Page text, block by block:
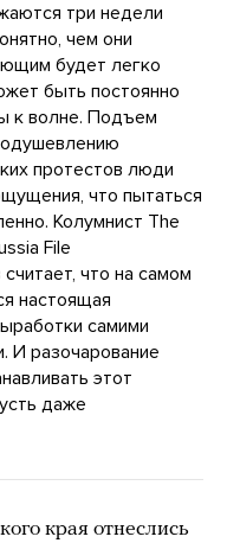
три недели
чем они
будет легко
быть постоянно
к волне. Подъем
протестов люди
что пытаться
Колумнист The
File
что на самом
настоящая
самими
И разочарование
этот
даже
края отнеслись